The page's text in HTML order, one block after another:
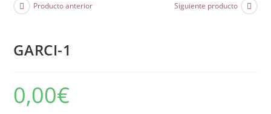
Producto anterior Siguiente producto
GARCI-1
0,00€